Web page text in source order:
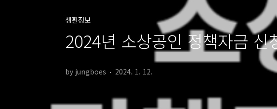
생활정보
2024년 소상공인 정책자금 신
by jungboes 2024. 1. 12.